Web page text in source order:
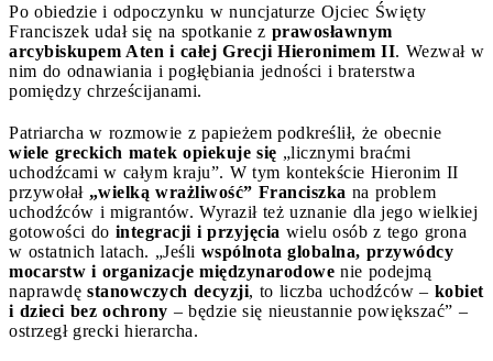
Po obiedzie i odpoczynku w nuncjaturze Ojciec Święty
Franciszek udał się na spotkanie z prawosławnym
arcybiskupem Aten i całej Grecji Hieronimem II. Wezwał w
nim do odnawiania i pogłębiania jedności i braterstwa
pomiędzy chrześcijanami.
Patriarcha w rozmowie z papieżem podkreślił, że obecnie
wiele greckich matek opiekuje się „licznymi braćmi
uchodźcami w całym kraju”. W tym kontekście Hieronim II
przywołał „wielką wrażliwość” Franciszka na problem
uchodźców i migrantów. Wyraził też uznanie dla jego wielkiej
gotowości do integracji i przyjęcia wielu osób z tego grona
w ostatnich latach. „Jeśli wspólnota globalna, przywódcy
mocarstw i organizacje międzynarodowe nie podejmą
naprawdę stanowczych decyzji, to liczba uchodźców – kobiet
i dzieci bez ochrony – będzie się nieustannie powiększać” –
ostrzegł grecki hierarcha.